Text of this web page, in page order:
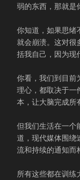
弱的东西，那就是
你知道，如果思绪
就会崩溃。这对很
括我自己，因为现
你看，我们到目前
理心，都取决于一
本，让大脑完成所
但我们生活在一个
道，现代媒体围绕
流和持续的通知而
所有这些都在训练